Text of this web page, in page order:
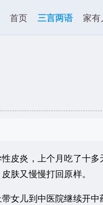
首页 三言两语 家
炎，上个月吃了十多
肤又慢慢打回原样。
儿到中医院继续开中